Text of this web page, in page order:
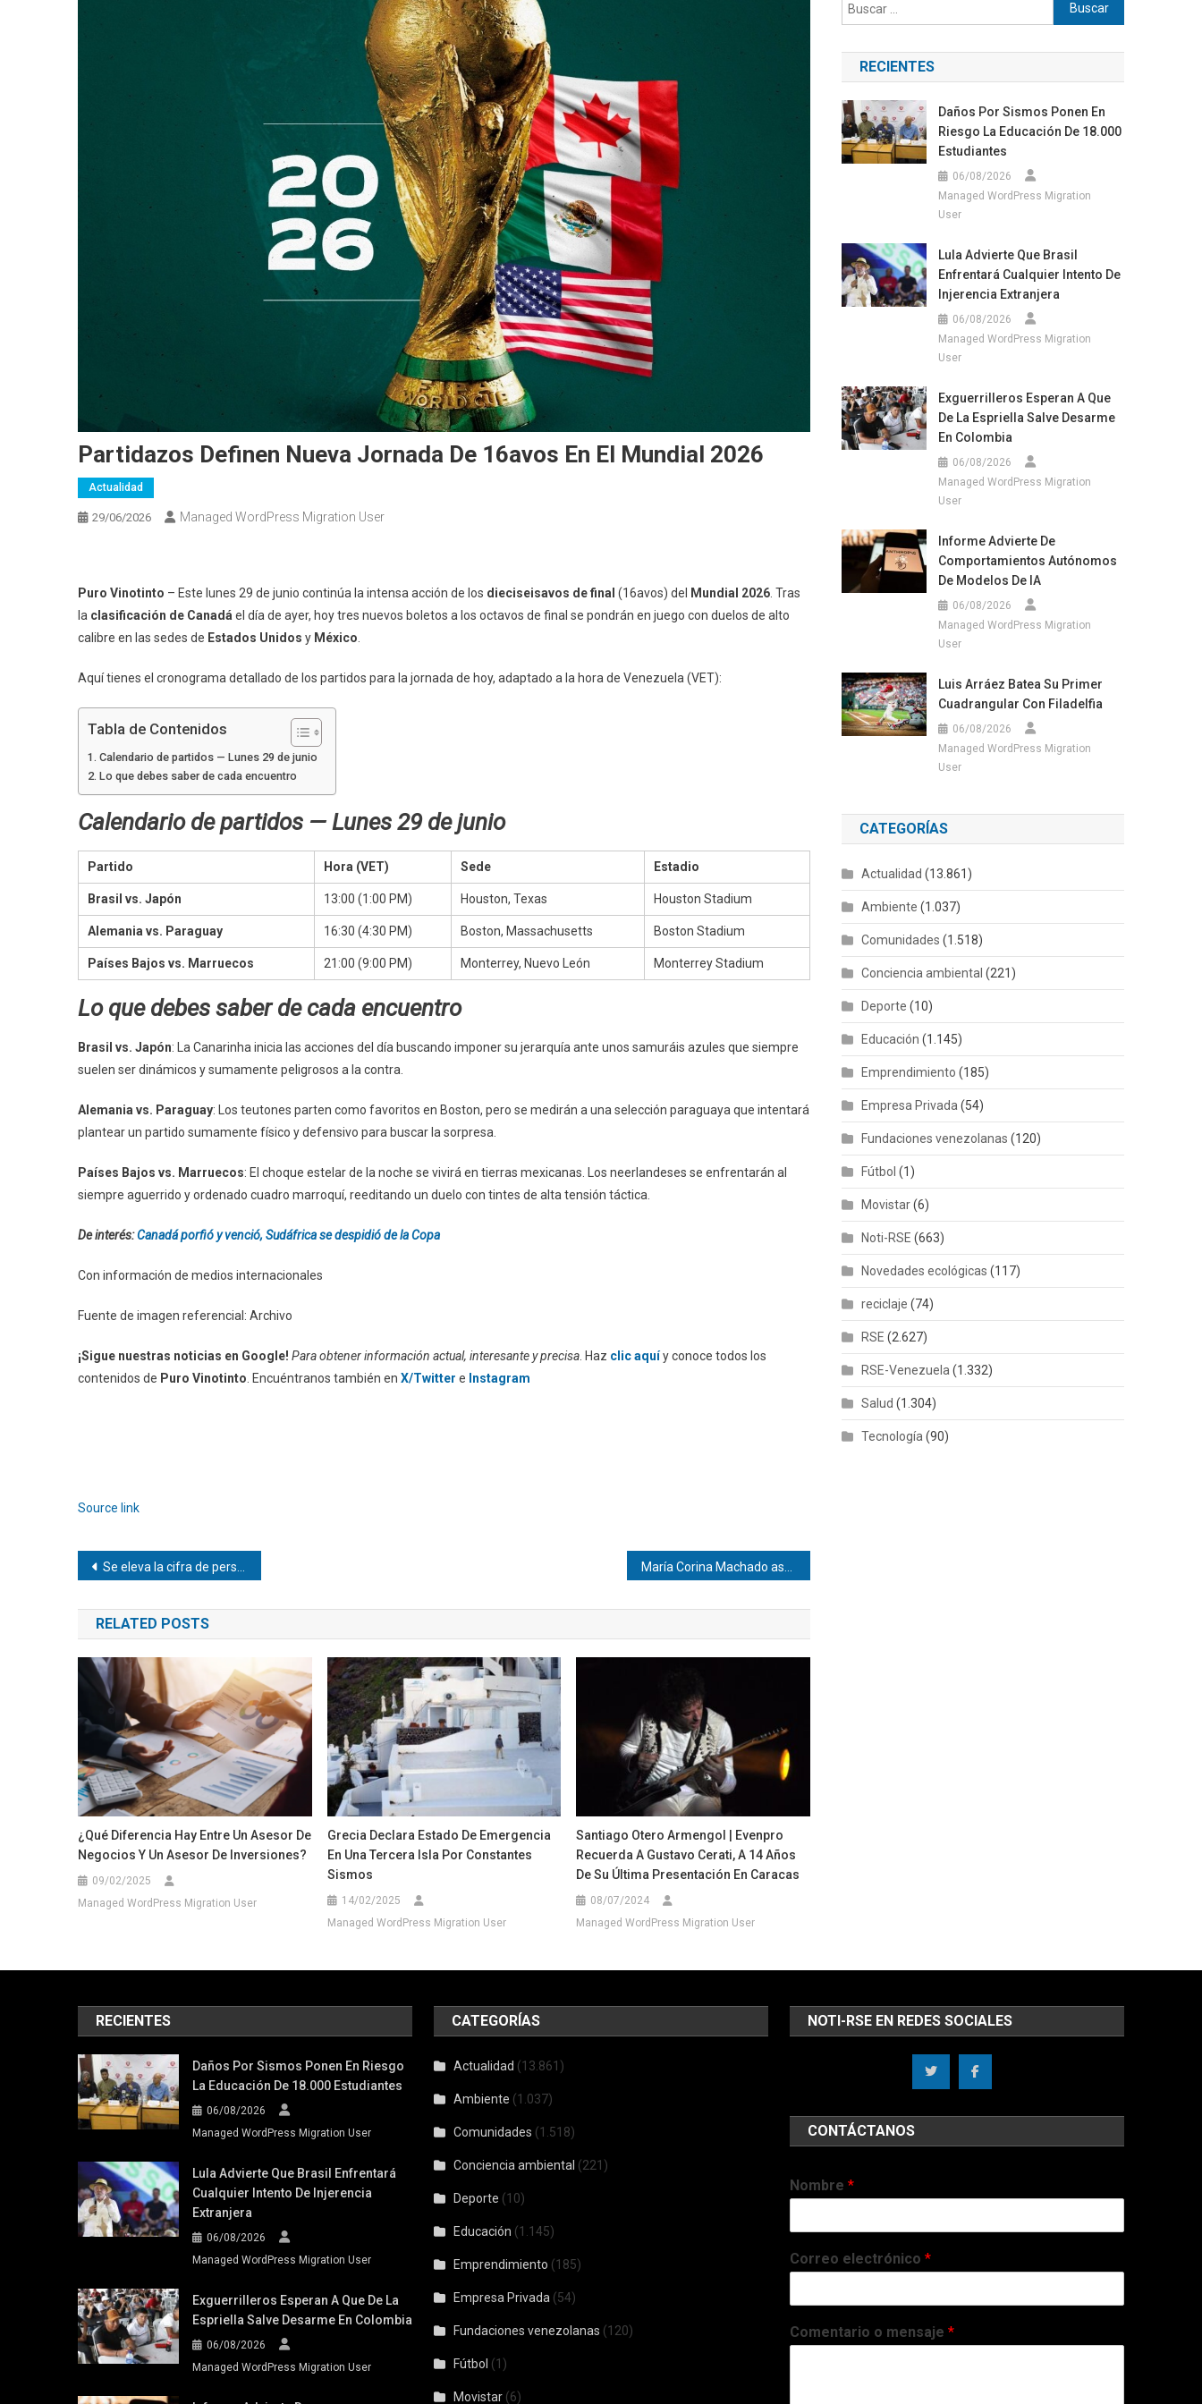
Partidazos Definen Nueva Jornada De 16avos En El Mundial 2026
Actualidad
29/06/2026 Managed WordPress Migration User
Puro Vinotinto – Este lunes 29 de junio continúa la intensa acción de los dieciseisavos de final (16avos) del Mundial 2026 . Tras
la clasificación de Canadá el día de ayer, hoy tres nuevos boletos a los octavos de final se pondrán en juego con duelos de alto
calibre en las sedes de Estados Unidos y México
Aquí tienes el cronograma detallado de los partidos para la jornada de hoy, adaptado a la hora de Venezuela (VET):
Tabla de Contenidos
Calendario de partidos — Lunes 29 de junio
Lo que debes saber de cada encuentro
Calendario de partidos — Lunes 29 de junio
Partido Hora (VET) Sede Estadio
Brasil vs. Japón 13:00 (1:00 PM) Houston, Texas Houston Stadium
Alemania vs. Paraguay 16:30 (4:30 PM) Boston, Massachusetts Boston Stadium
Países Bajos vs. Marruecos 21:00 (9:00 PM) Monterrey, Nuevo León Monterrey Stadium
Lo que debes saber de cada encuentro
Brasil vs. Japón: La Canarinha inicia las acciones del día buscando imponer su jerarquía ante unos samuráis azules que siempre
suelen ser dinámicos y sumamente peligrosos a la contra.
Alemania vs. Paraguay: Los teutones parten como favoritos en Boston, pero se medirán a una selección paraguaya que intentará
plantear un partido sumamente físico y defensivo para buscar la sorpresa.
Países Bajos vs. Marruecos: El choque estelar de la noche se vivirá en tierras mexicanas. Los neerlandeses se enfrentarán al
siempre aguerrido y ordenado cuadro marroquí, reeditando un duelo con tintes de alta tensión táctica.
De interés:Canadá porfió y venció, Sudáfrica se despidió de la Copa
Con información de medios internacionales
Fuente de imagen referencial: Archivo
¡Sigue nuestras noticias en Google! Para obtener información actual, interesante y precisa . Haz clic aquíy conoce todos los
contenidos de Puro Vinotinto . Encuéntranos también en X/Twitter e Instagram
Source link
Navegación
de
entradas
Se eleva la cifra de personas fallecidas por el doble terremoto en Venezuela
RELATED POSTS
¿Qué Diferencia Hay Entre Un Asesor De
Negocios Y Un Asesor De Inversiones?
09/02/2025
Managed WordPress Migration User
Grecia Declara Estado De Emergencia
En Una Tercera Isla Por Constantes
Sismos
14/02/2025
Managed WordPress Migration User
Santiago Otero Armengol | Evenpro
Recuerda A Gustavo Cerati, A 14 Años
De Su Última Presentación En Caracas
08/07/2024
Managed WordPress Migration User
RECIENTES
Daños Por Sismos Ponen En
Riesgo La Educación De 18.000
Estudiantes
06/08/2026
Managed WordPress Migration
User
Lula Advierte Que Brasil
Enfrentará Cualquier Intento De
Injerencia Extranjera
06/08/2026
Managed WordPress Migration
User
Exguerrilleros Esperan A Que
De La Espriella Salve Desarme
En Colombia
06/08/2026
Managed WordPress Migration
User
Informe Advierte De
Comportamientos Autónomos
De Modelos De IA
06/08/2026
Managed WordPress Migration
User
Luis Arráez Batea Su Primer
Cuadrangular Con Filadelfia
06/08/2026
Managed WordPress Migration
User
CATEGORÍAS
Actualidad (13.861)
Ambiente (1.037)
Comunidades (1.518)
Conciencia ambiental (221)
Deporte (10)
Educación (1.145)
Emprendimiento (185)
Empresa Privada (54)
Fundaciones venezolanas (120)
Fútbol (1)
Movistar(6)
Noti-RSE (663)
Novedades ecológicas (117)
reciclaje (74)
RSE (2.627)
RSE-Venezuela (1.332)
Salud (1.304)
Tecnología (90)
RECIENTES
Daños Por Sismos Ponen En Riesgo
La Educación De 18.000 Estudiantes
06/08/2026
Managed WordPress Migration User
Lula Advierte Que Brasil Enfrentará
Cualquier Intento De Injerencia
Extranjera
06/08/2026
Managed WordPress Migration User
Exguerrilleros Esperan A Que De La
Espriella Salve Desarme En Colombia
06/08/2026
Managed WordPress Migration User
CATEGORÍAS
Actualidad (13.861)
Ambiente (1.037)
Comunidades (1.518)
Conciencia ambiental (221)
Deporte (10)
Educación (1.145)
Emprendimiento (185)
Empresa Privada (54)
Fundaciones venezolanas (120)
Fútbol (1)
Movistar (6)
NOTI-RSE EN REDES SOCIALES
CONTÁCTANOS
Nombre *
Correo electrónico *
Comentario o mensaje *